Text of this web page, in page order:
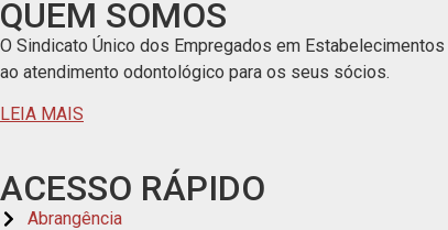
QUEM SOMOS
O Sindicato Único dos Empregados em
ao atendimento odontológico para os seus sócios.
LEIA MAIS
ACESSO RÁPIDO
Abrangência